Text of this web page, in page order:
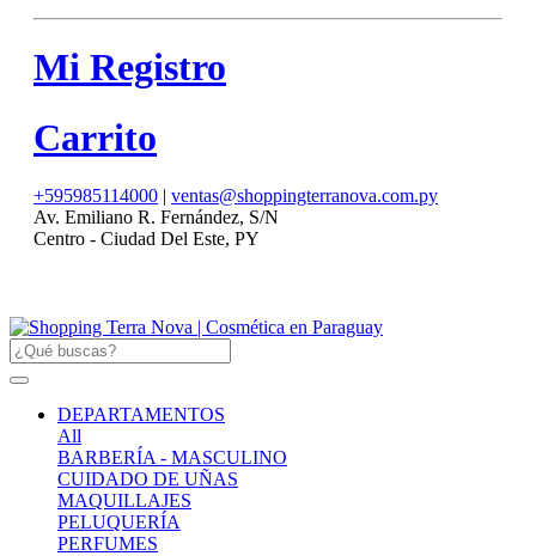
Mi Registro
Carrito
+595985114000 | ventas@shoppingterranova.com.py
Av. Emiliano R. Fernández, S/N
Centro - Ciudad Del Este, PY
DEPARTAMENTOS
All
BARBERÍA - MASCULINO
CUIDADO DE UÑAS
MAQUILLAJES
PELUQUERÍA
PERFUMES